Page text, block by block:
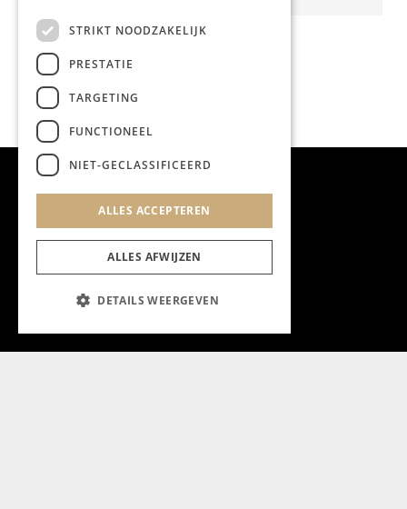
STRIKT NOODZAKELIJK
PRESTATIE
TARGETING
FUNCTIONEEL
NIET-GECLASSIFICEERD
ALLES ACCEPTEREN
ALLES AFWIJZEN
DETAILS WEERGEVEN